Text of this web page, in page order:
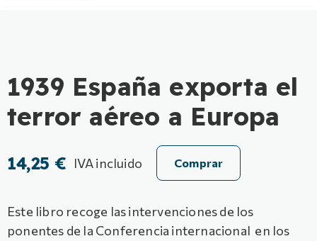
1939 España exporta el
terror aéreo a Europa
14,25 € IVA incluido Comprar
Este libro recoge las intervenciones de los
ponentes de la Conferencia internacional en los